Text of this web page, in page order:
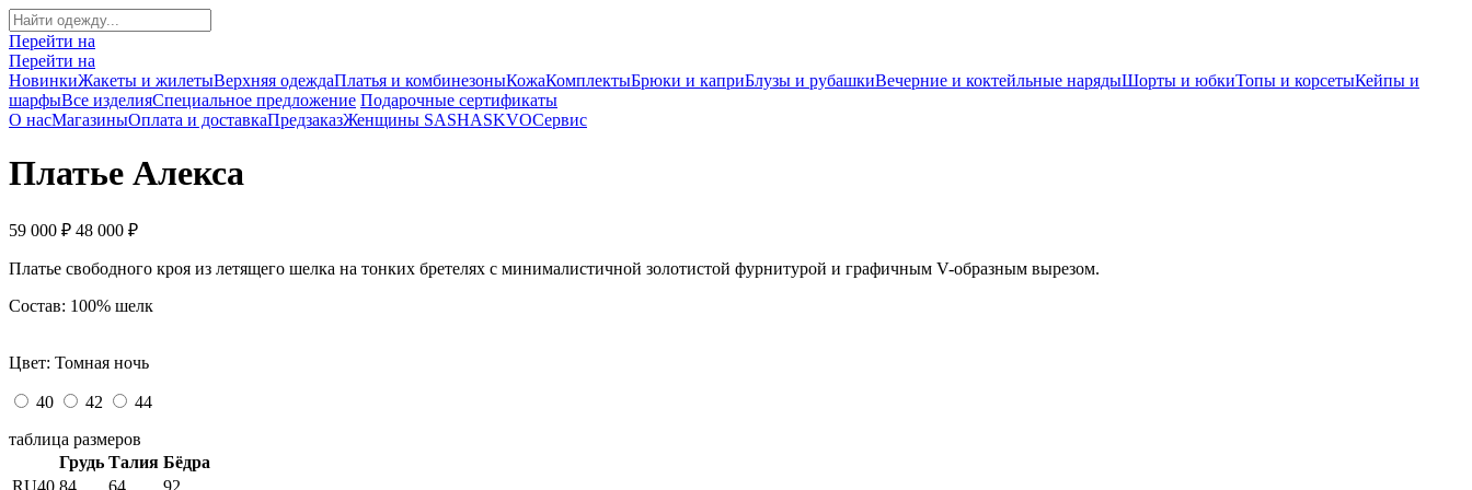
Перейти на
Перейти на
НовинкиЖакеты и жилетыВерхняя одеждаПлатья и комбинезоныКожаКомплектыБрюки и каприБлузы и рубашкиВечерние и коктейльные нарядыШорты и юбкиТопы и корсетыКейпы и
шарфыВсе изделияСпециальное предложение Подарочные сертификаты
О насМагазиныОплата и доставкаПредзаказЖенщины SASHASKVOСервис
Платье Алекса
59 000 ₽ 48 000 ₽
Платье свободного кроя из летящего шелка на тонких бретелях с минималистичной золотистой фурнитурой и графичным V-образным вырезом.
Состав: 100% шелк
Цвет: Томная ночь
40 42
44
таблица размеров
Грудь Талия Бёдра
RU40 84 64
92